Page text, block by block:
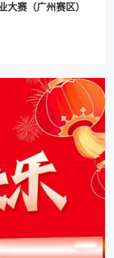
大赛（广州赛区）